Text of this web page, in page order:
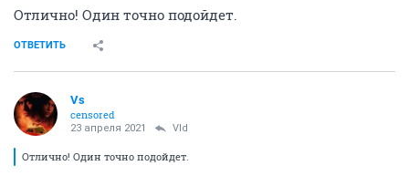
Отлично! Один точно подойдет.
ОТВЕТИТЬ
Vs
censored
23 апреля 2021 Vld
Отлично! Один точно подойдет.